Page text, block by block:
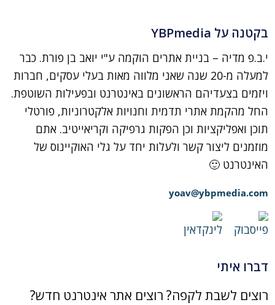
בקטנה על YBPmedia
י.ב.פ מדיה – בניית אתרים הוקמה ע"י יואב בן פורת. כבר
למעלה מ-20 שנה שאני מלווה מאות בעלי עסקים, חברות
ויזמים בצעדיהם הראשונים באינטרנט ובפעילות השוטפת.
החל מהקמת אתרי תדמית וחנויות אלקטרוניות, פורטלי
תוכן ואפליקציות וכן הפקות גרפיקה וקריאייטיב. אתם
מוזמנים ליצור קשר ולעלות יחד על גלי האוקיינוס של
האינטרנט 🙂
yoav@ybpmedia.com
דברו איתי
רוצים לשבת לקפה? רוצים אתר אינטרנט חדש?